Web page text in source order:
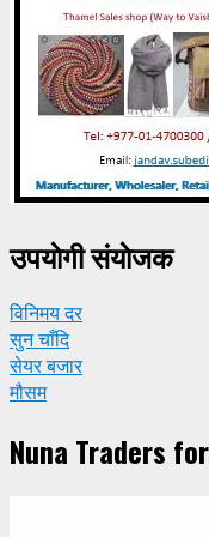
उपयाेगी संयाेजक
विनिमय दर
सुन चाँदि
सेयर बजार
मौसम
Nuna Traders